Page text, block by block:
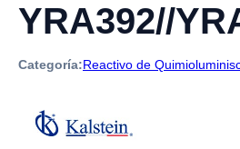
YRA392//
Categoría:Reactivo de